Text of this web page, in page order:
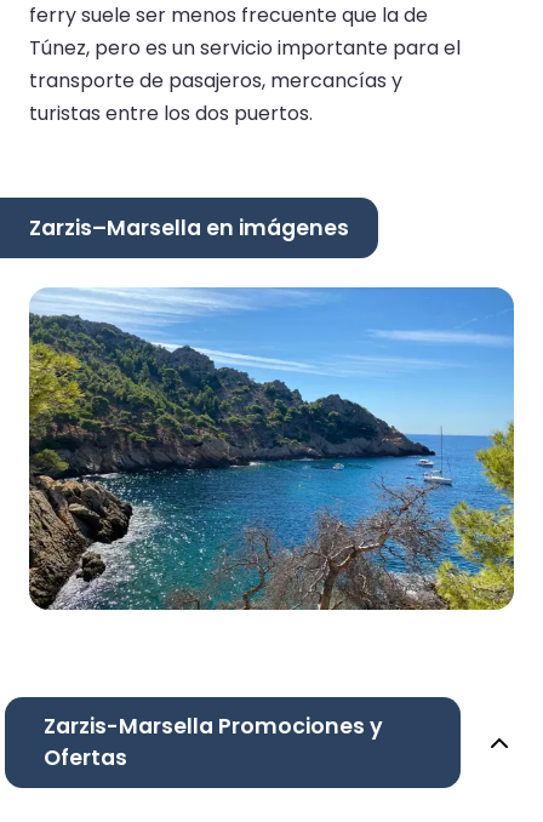
ferry suele ser menos frecuente que la de
Túnez, pero es un servicio importante para el
transporte de pasajeros, mercancías y
turistas entre los dos puertos.
Zarzis–Marsella en imágenes
Zarzis-Marsella Promociones y
Ofertas